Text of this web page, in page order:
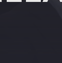
Fincantieri